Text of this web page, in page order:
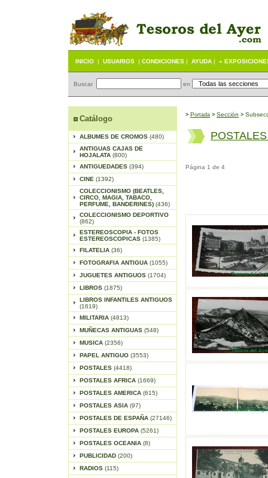
INICIO | USUARIOS | CONDICIONES | AYUDA | «
Buscar en
Catálogo
ALBUMES DE CROMOS (480)
ANTIGUAS CAJAS DE
HOJALATA (800)
ANTIGUEDADES (394)
CINE (1392)
COLECCIONISMO (BEATLES,
CIRCO, MAGIA, TABACO,
PERFUME, BANDERINES) (436)
COLECCIONISMO DEPORTIVO
(862)
ESTEREOSCOPIA - FOTOS
ESTEREOSCOPICAS (1385)
FILATELIA (36)
FOTOGRAFIA ANTIGUA (1055)
JUGUETES ANTIGUOS (1704)
LIBROS (1875)
LIBROS INFANTILES ANTIGUOS
(1619)
MILITARIA (4813)
MUÑECAS ANTIGUAS (548)
MUSICA (2356)
PAPEL ANTIGUO (3553)
POSTALES (4418)
POSTALES AFRICA (1669)
POSTALES AMERICA (615)
POSTALES ASIA (97)
POSTALES DE ESPAÑA (27146)
POSTALES EUROPA (5261)
POSTALES OCEANIA (8)
PUBLICIDAD (200)
RADIOS (115)
> Portada > Sección >
Página 1 de 4